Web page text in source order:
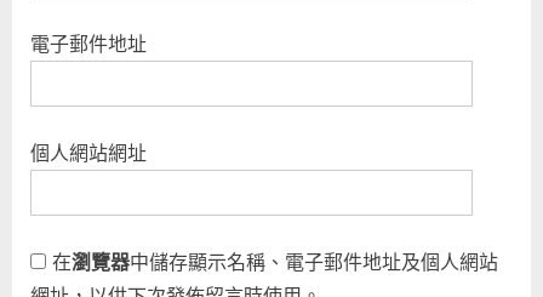
電子郵件地址
個人網站網址
在瀏覽器中儲存顯示名稱、電子郵件地址及個人網站